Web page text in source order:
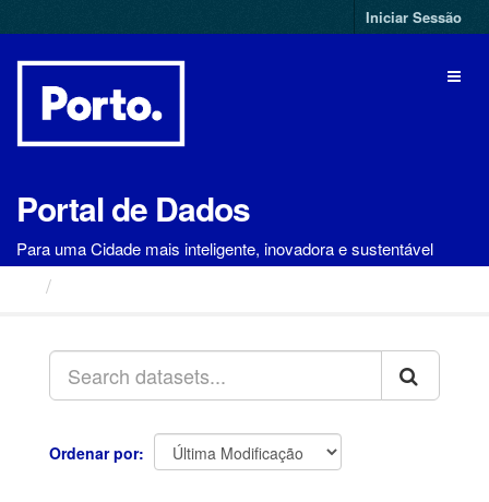
para
Iniciar Sessão
Portal de Dados
Para uma Cidade mais inteligente, inovadora e sustentável
Ordenar por